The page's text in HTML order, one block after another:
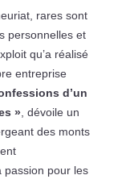
rares sont
personnelles et
qu’a réalisé
entreprise
d’un
», dévoile un
des monts
passion pour les